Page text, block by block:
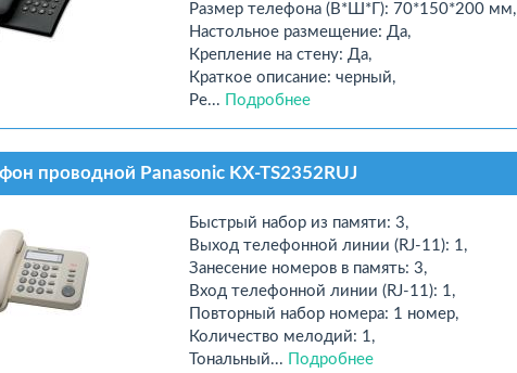
Размер телефона (В*Ш*Г): 70*150*200 мм,
Настольное размещение: Да,
Крепление на стену: Да,
Краткое описание: черный,
Ре...
Подробнее
проводной Panasonic KX-TS2352RUJ
Быстрый набор из памяти: 3,
Выход телефонной линии (RJ-11): 1,
Занесение номеров в память: 3,
Вход телефонной линии (RJ-11): 1,
Повторный набор номера: 1 номер,
Количество мелодий: 1,
Тональный...
Подробнее